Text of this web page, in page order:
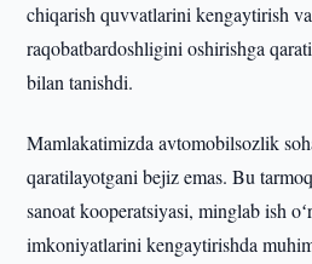
chiqarish quvvatlarini kengaytirish
raqobatbardoshligini oshirishga
bilan tanishdi.
Mamlakatimizda avtomobilsozlik
qaratilayotgani bejiz emas. Bu
sanoat kooperatsiyasi, minglab ish
imkoniyatlarini kengaytirishda